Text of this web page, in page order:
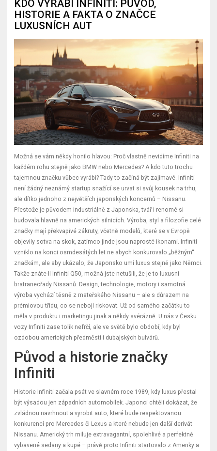
KDO VYRÁBÍ INFINITI: PŮVOD,
HISTORIE A FAKTA O ZNAČCE
LUXUSNÍCH AUT
Možná se vám někdy honilo hlavou: Proč vlastně nevidíme Infiniti na
každém rohu stejně jako BMW nebo Mercedes? A kdo tuto trochu
tajemnou značku vůbec vyrábí? Tady to začíná být zajímavé. Infiniti
není žádný neznámý startup snažící se urvat si svůj kousek na trhu,
ale dítko jednoho z největších japonských koncernů – Nissanu.
Přestože je původem industriálně z Japonska, tvář i renomé si
budovala hlavně na amerických silnicích. Výroba, styl a filozofie celé
značky mají překvapivé zákruty, včetně modelů, které se v Evropě
objevily sotva na skok, zatímco jinde jsou naprosté ikonami. Infiniti
vzniklo na konci osmdesátých let ne abych konkurovalo „běžným“
značkám, ale aby ukázalo, že Japonsko umí luxus stejně jako Němci.
Takže znáte-li Infiniti Q50, možná jste netušili, že je to luxusní
bratranecřady Nissanů. Design, technologie, motory i samotná
výroba vychází těsně z mateřského Nissanu – ale s důrazem na
prémiovou třídu, co se nebojí riskovat. Už od samého začátku to
měla v produktu i marketingu jinak a někdy svérázně. U nás v Česku
vozy Infiniti zase tolik nefrčí, ale ve světě bylo období, kdy byl
ozdobou amerických předměstí i dubajských bulvárů.
Původ a historie značky
Infiniti
Historie Infiniti začala psát ve slavném roce 1989, kdy luxus přestal
být výsadou jen západních automobilek. Japonci chtěli dokázat, že
zvládnou navrhnout a vyrobit auto, které bude respektovanou
konkurencí pro Mercedes či Lexus a které nebude jen další derivát
Nissanu. Americký trh miluje extravagantní, spolehlivé a perfektně
vybavené sedany a kupé – právě proto Infiniti startovalo z Ameriky a